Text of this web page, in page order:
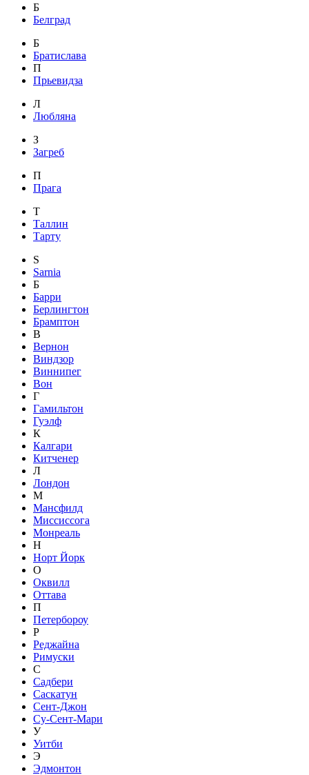
Б
Белград
Б
Братислава
П
Прьевидза
Л
Любляна
З
Загреб
П
Прага
Т
Таллин
Тарту
S
Sarnia
Б
Барри
Берлингтон
Брамптон
В
Вернон
Виндзор
Виннипег
Вон
Г
Гамильтон
Гуэлф
К
Калгари
Китченер
Л
Лондон
М
Мансфилд
Миссиссога
Монреаль
Н
Норт Йорк
О
Оквилл
Оттава
П
Петербороу
Р
Реджайна
Римуски
С
Садбери
Саскатун
Сент-Джон
Су-Сент-Мари
У
Уитби
Э
Эдмонтон